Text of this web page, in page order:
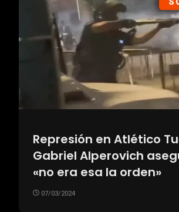
Represión en Atlético
Gabriel Alperovich
«no era esa la orden»
07/03/2024